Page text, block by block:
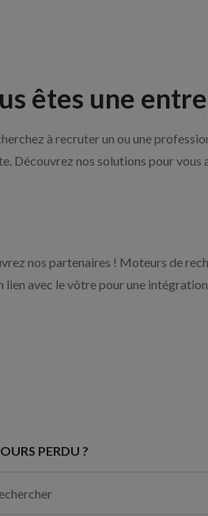
êtes une
à recruter un ou une
Découvrez nos solutions pour
nos partenaires ! Moteurs de
lien avec le vôtre pour une
PERDU ?